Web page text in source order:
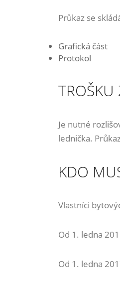
Průkaz se
Grafická část
Protokol
TROŠKU
Je nutné
lednička.
KDO
Vlastníci
Od 1. ledna
Od 1. ledna